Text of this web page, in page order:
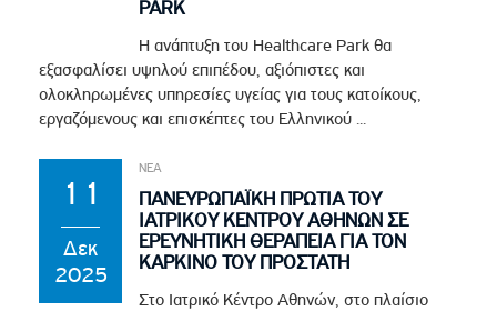
PARK
Η ανάπτυξη του Healthcare Park θα
εξασφαλίσει υψηλού επιπέδου, αξιόπιστες και
ολοκληρωμένες υπηρεσίες υγείας για τους κατοίκους,
εργαζόμενους και επισκέπτες του Ελληνικού ...
11
Δεκ
2025
ΝΕΑ
ΠΑΝΕΥΡΩΠΑΪΚΗ ΠΡΩΤΙΑ ΤΟΥ
ΙΑΤΡΙΚΟΥ ΚΕΝΤΡΟΥ ΑΘΗΝΩΝ ΣΕ
ΕΡΕΥΝΗΤΙΚΗ ΘΕΡΑΠΕΙΑ ΓΙΑ ΤΟΝ
ΚΑΡΚΙΝΟ ΤΟΥ ΠΡΟΣΤΑΤΗ
Στο Ιατρικό Κέντρο Αθηνών, στο πλαίσιο